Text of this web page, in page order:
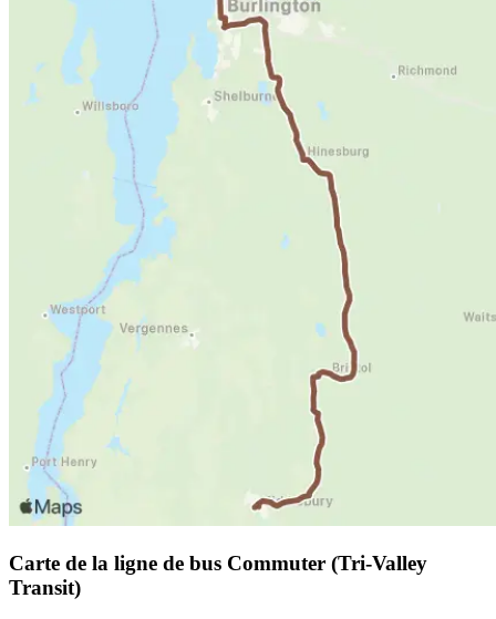
Carte de la ligne de bus Commuter (Tri-Valley
Transit)